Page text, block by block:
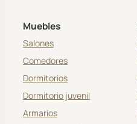
Muebles
Salones
Comedores
Dormitorios
Dormitorio juvenil
Armarios